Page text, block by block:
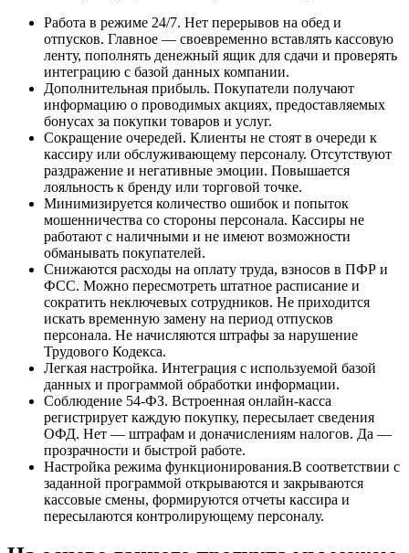
Работа в режиме 24/7. Нет перерывов на обед и
отпусков. Главное — своевременно вставлять кассовую
ленту, пополнять денежный ящик для сдачи и проверять
интеграцию с базой данных компании.
Дополнительная прибыль. Покупатели получают
информацию о проводимых акциях, предоставляемых
бонусах за покупки товаров и услуг.
Сокращение очередей. Клиенты не стоят в очереди к
кассиру или обслуживающему персоналу. Отсутствуют
раздражение и негативные эмоции. Повышается
лояльность к бренду или торговой точке.
Минимизируется количество ошибок и попыток
мошенничества со стороны персонала. Кассиры не
работают с наличными и не имеют возможности
обманывать покупателей.
Снижаются расходы на оплату труда, взносов в ПФР и
ФСС. Можно пересмотреть штатное расписание и
сократить неключевых сотрудников. Не приходится
искать временную замену на период отпусков
персонала. Не начисляются штрафы за нарушение
Трудового Кодекса.
Легкая настройка. Интеграция с используемой базой
данных и программой обработки информации.
Соблюдение 54-ФЗ. Встроенная онлайн-касса
регистрирует каждую покупку, пересылает сведения
ОФД. Нет — штрафам и доначислениям налогов. Да —
прозрачности и быстрой работе.
Настройка режима функционирования.В соответствии с
заданной программой открываются и закрываются
кассовые смены, формируются отчеты кассира и
пересылаются контролирующему персоналу.